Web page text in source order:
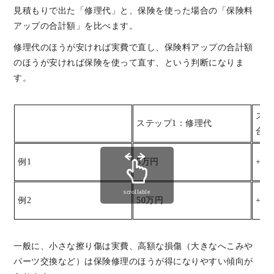
見積もりで出た「修理代」と、保険を使った場合の「保険料
アップの合計額」を比べます。
修理代のほうが安ければ実費で直し、保険料アップの合計額
のほうが安ければ保険を使って直す、という判断になりま
す。
ステップ1：修理代
ス
合
例1 5万円 +10
例2 50万円 +10
scrollable
一般に、小さな擦り傷は実費、高額な損傷（大きなへこみや
パーツ交換など）は保険修理のほうが得になりやすい傾向が